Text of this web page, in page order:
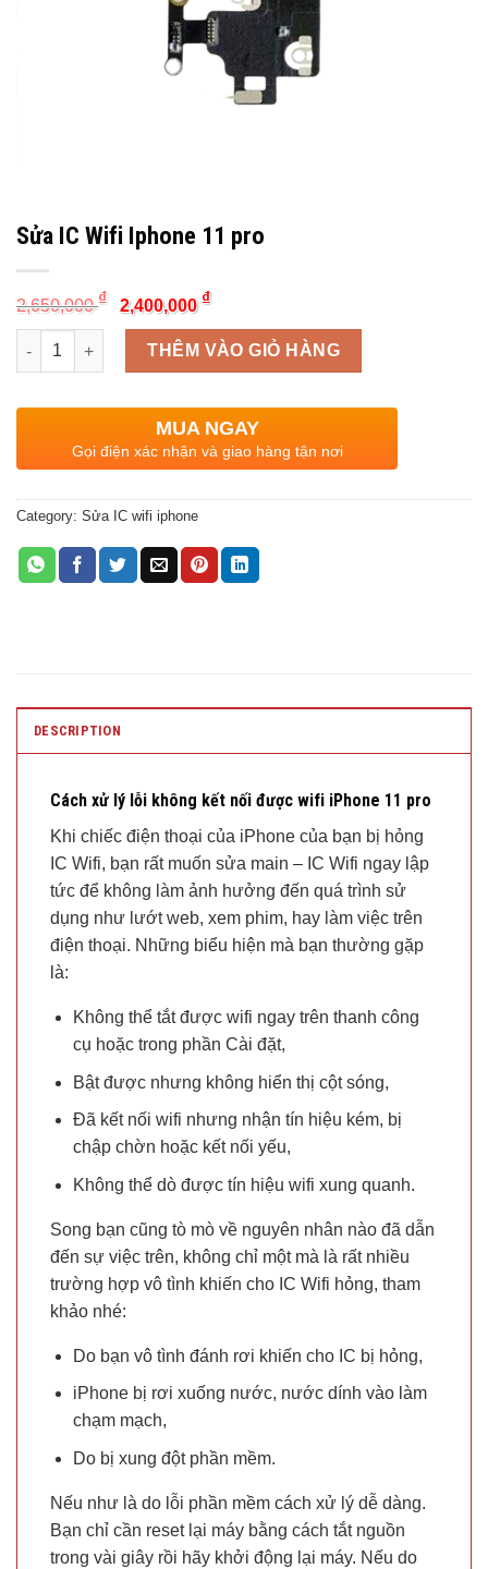
Sửa IC Wifi Iphone 11 pro
2,650,000₫
Original
price
was:
2,650,000 ₫.
2,400,000 ₫Current
is:
2,400,000 ₫.
Quantity
THÊM VÀO GIỎ HÀNG
MUA NGAY
Gọi điện xác nhận và giao hàng tận nơi
Category: Sửa IC wifi iphone
DESCRIPTION
Cách xử lý lỗi không kết nối được wifi iPhone 11 pro
Khi chiếc điện thoại của iPhone của bạn bị hỏng
IC Wifi, bạn rất muốn sửa main – IC Wifi ngay lập
tức để không làm ảnh hưởng đến quá trình sử
dụng như lướt web, xem phim, hay làm việc trên
điện thoại. Những biểu hiện mà bạn thường gặp
là:
Không thể tắt được wifi ngay trên thanh công
cụ hoặc trong phần Cài đặt,
Bật được nhưng không hiển thị cột sóng,
Đã kết nối wifi nhưng nhận tín hiệu kém, bị
chập chờn hoặc kết nối yếu,
Không thể dò được tín hiệu wifi xung quanh.
Song bạn cũng tò mò về nguyên nhân nào đã dẫn
đến sự việc trên, không chỉ một mà là rất nhiều
trường hợp vô tình khiến cho IC Wifi hỏng, tham
khảo nhé:
Do bạn vô tình đánh rơi khiến cho IC bị hỏng,
iPhone bị rơi xuống nước, nước dính vào làm
chạm mạch,
Do bị xung đột phần mềm.
Nếu như là do lỗi phần mềm cách xử lý dễ dàng.
Bạn chỉ cần reset lại máy bằng cách tắt nguồn
trong vài giây rồi hãy khởi động lại máy. Nếu do